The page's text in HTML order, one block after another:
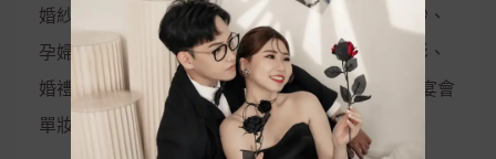
婚紗攝影、兒童攝影、藝術照、閨密照、彩虹婚紗、
孕婦照、全家福、活動拍攝、婚禮攝影、宴會攝影、
婚禮錄影、宴會錄影、MV專輯錄影、新娘秘書、宴會
單妝